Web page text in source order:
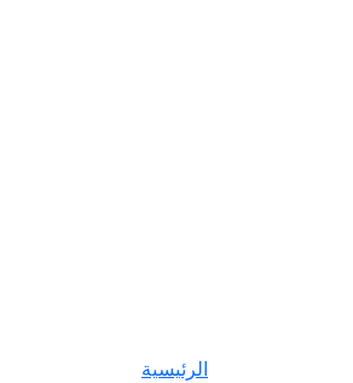
الرئيسية